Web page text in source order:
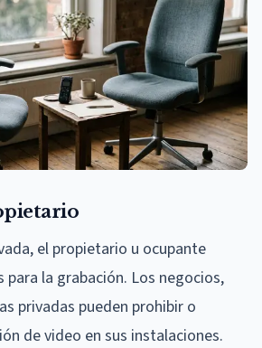
el propietario u ocupante
para la grabación. Los negocios,
privadas pueden prohibir o
de video en sus instalaciones.